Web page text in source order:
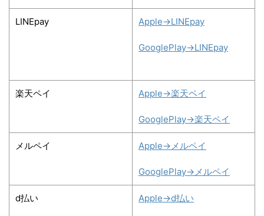
LINEpay Apple→LINEpay
GooglePlay→LINEpay
楽天ペイ Apple→楽天ペイ
GooglePlay→楽天ペイ
メルペイ Apple→メルペイ
GooglePlay→メルペイ
d払い Apple→d払い